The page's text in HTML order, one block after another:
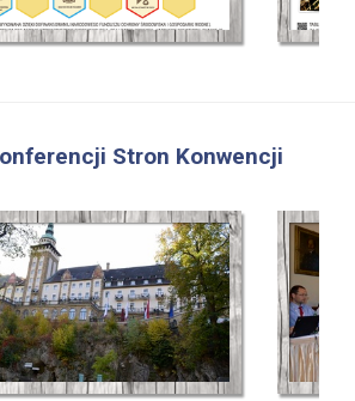
Stron Konwencji